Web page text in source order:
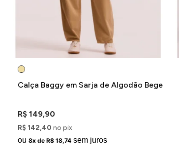
Calça Baggy em Sarja de Algodão Bege
R$ 149,90
R$ 142,40 no pix
ou8x de R$ 18,74 sem juros